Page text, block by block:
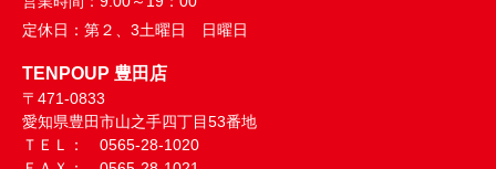
定休日： 第２、3土曜日 日曜日
TENPOUP 豊田店
〒471-0833
愛知県豊田市山之手四丁目53番地
ＴＥＬ： 0565-28-1020